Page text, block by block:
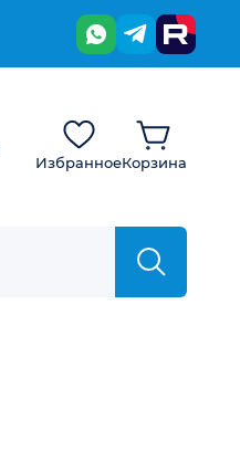
ИзбранноеКорзина